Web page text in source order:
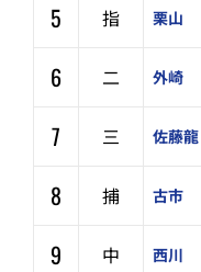
5
指 栗山
6
二 外崎
7
三 佐藤龍
8
捕 古市
9
中 西川